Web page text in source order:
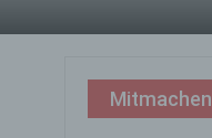
Mitmachen